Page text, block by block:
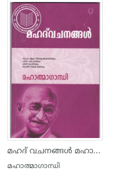
5
4
3
2
1
മഹദ് വചനങ്ങള്‍ മഹാത്മാഗാന്ധി
മഹാത്മാഗാന്ധി